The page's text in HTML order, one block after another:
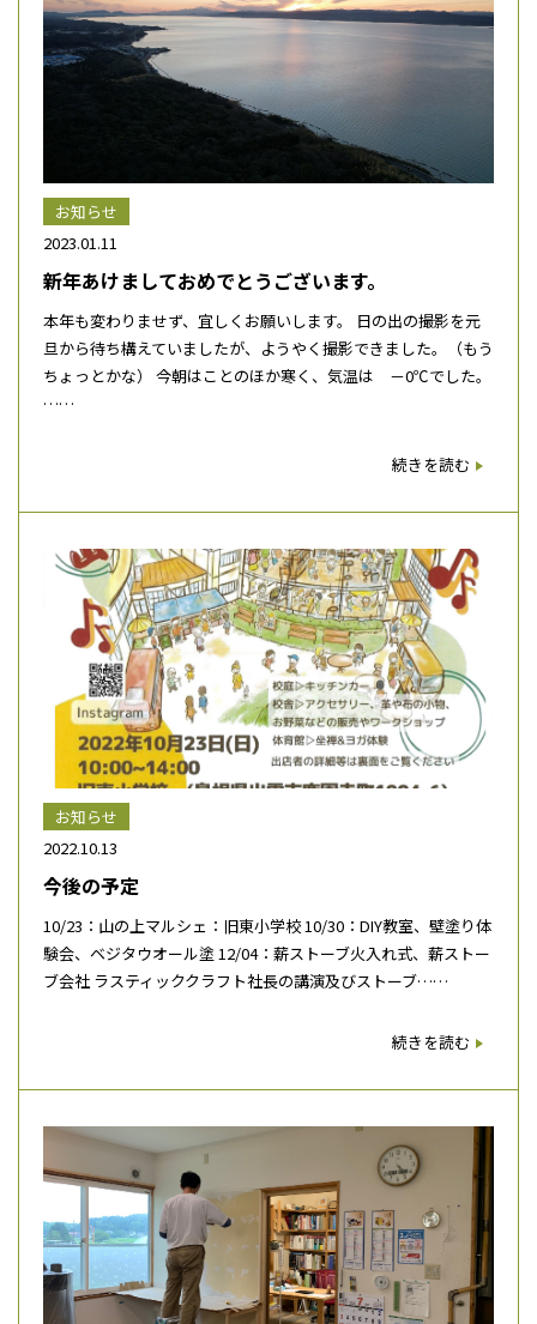
お知らせ
2023.01.11
新年あけましておめでとうございます。
本年も変わりませず、宜しくお願いします。 日の出の撮影を元
旦から待ち構えていましたが、ようやく撮影できました。（もう
ちょっとかな） 今朝はことのほか寒く、気温は －0℃でした。
……
続きを読む
お知らせ
2022.10.13
今後の予定
10/23：山の上マルシェ：旧東小学校 10/30：DIY教室、壁塗り体
験会、ベジタウオール塗 12/04：薪ストーブ火入れ式、薪ストー
ブ会社 ラスティッククラフト社長の講演及びストーブ……
続きを読む